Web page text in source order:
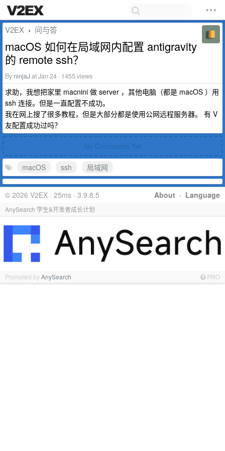
V2EX › 问与答
macOS 如何在局域网内配置 antigravity
的 remote ssh？
By ninjaJat Jan 24 · 1455 views
求助，我想把家里 macnini 做 server ，其他电脑（都是 macOS ）用
ssh 连接。但是一直配置不成功。
我在网上搜了很多教程，但是大部分都是使用公网远程服务器。 有 V
友配置成功过吗？
No Comments Yet
macOS ssh 局域网
About · Language
© 2026 V2EX · 25ms · 3.9.8.5
AnySearch 学生&开发者成长计划
Promoted byAnySearch PRO